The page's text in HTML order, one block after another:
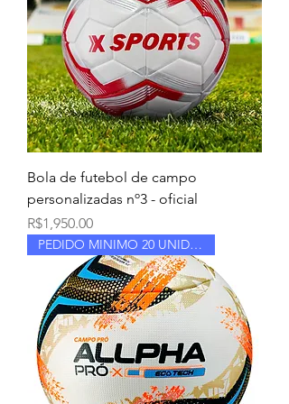
Bola de futebol de campo
personalizadas nº3 - oficial
Price
R$1,950.00
PEDIDO MINIMO 20 UNIDADES